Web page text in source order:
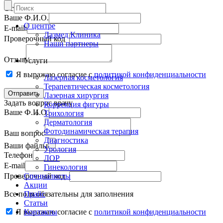
Оставить отзыв
Ваше Ф.И.О.
E-mail:
Проверочный код
Отзыв
Я выражаю согласие сполитикой конфиденциальности
Задать вопрос врачу
Ваше Ф.И.О.
Ваш вопрос
Ваши файлы
Телефон
E-mail
Проверочный код
Все поля обязательны для заполнения
Я выражаю согласие с политикой конфиденциальности
О центре
Лазмед Клиника
Наши партнеры
Услуги
Лазерная косметология
Терапевтическая косметология
Лазерная хирургия
Коррекция фигуры
Трихология
Дерматология
Фотодинамическая терапия
Диагностика
Урология
ЛОР
Гинекология
Специалисты
Акции
Прайс
Статьи
Контакты